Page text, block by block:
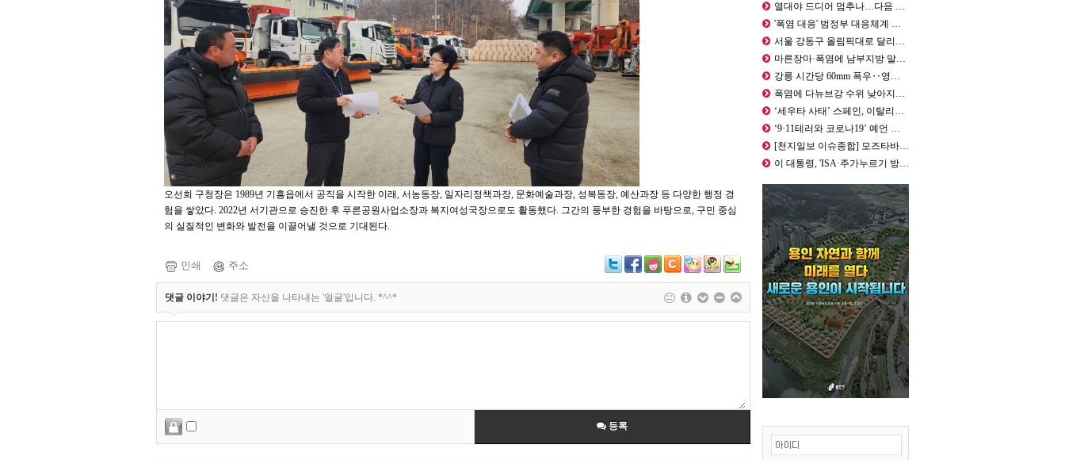
열대야 드디어 멈추나…다음 주 수요일…
'폭염 대응' 범정부 대응체계 강화……
서울 강동구 올림픽대로 달리던 차량서…
마른장마·폭염에 남부지방 말라간다 -…
강릉 시간당 60mm 폭우‥영동 곳곳…
폭염에 다뉴브강 수위 낮아지자... …
‘세우타 사태’ 스페인, 이탈리아 국…
‘9·11테러와 코로나19’ 예언 적…
[천지일보 이슈종합] 모즈타바 하메네…
이 대통령, 'ISA·주가누르기 방지…
오선희 구청장은 1989년 기흥읍에서 공직을 시작한 이래, 서농동장, 일자리정책과장, 문화예술과장, 성복동장, 예산과장 등 다양한 행정 경
험을 쌓았다. 2022년 서기관으로 승진한 후 푸른공원사업소장과 복지여성국장으로도 활동했다. 그간의 풍부한 경험을 바탕으로, 구민 중심
의 실질적인 변화와 발전을 이끌어낼 것으로 기대된다.
인쇄 주소
댓글 이야기! 댓글은 자신을 나타내는 '얼굴'입니다. *^^*
등록